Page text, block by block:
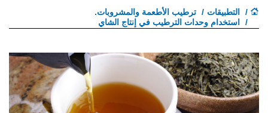
التطبيقات
ترطيب الأطعمة والمشروبات.
استخدام وحدات الترطيب في إنتاج الشاي